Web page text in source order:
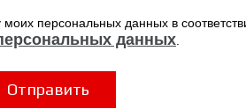
персональных данных в
данных
Отправить